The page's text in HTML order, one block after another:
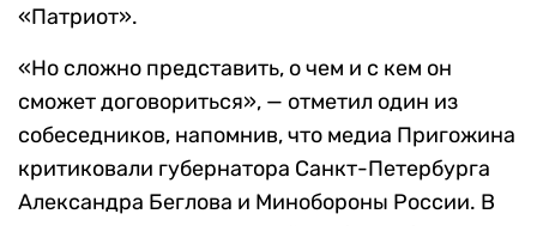
«Патриот».
«Но сложно представить, о чем и с кем он
сможет договориться», — отметил один из
собеседников, напомнив, что медиа Пригожина
критиковали губернатора Санкт-Петербурга
Александра Беглова и Минобороны России. В